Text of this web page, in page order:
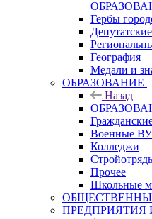
Гербы
География
Медали и
ОБРАЗОВАНИЕ
Назад
Военные
Колледжи
Прочее
Школьные
ПРЕДПРИЯТИЯ